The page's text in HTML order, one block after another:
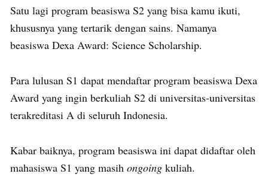
Satu lagi program beasiswa S2 yang bisa kamu ikuti,
khususnya yang tertarik dengan sains. Namanya
beasiswa Dexa Award: Science Scholarship.
Para lulusan S1 dapat mendaftar program beasiswa Dexa
Award yang ingin berkuliah S2 di universitas-universitas
terakreditasi A di seluruh Indonesia.
Kabar baiknya, program beasiswa ini dapat didaftar oleh
mahasiswa S1 yang masih ongoing kuliah.